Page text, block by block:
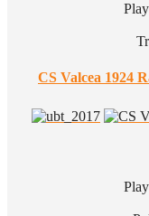
CS Valcea 1924